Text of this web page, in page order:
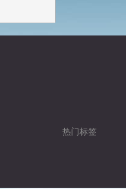
热门标签